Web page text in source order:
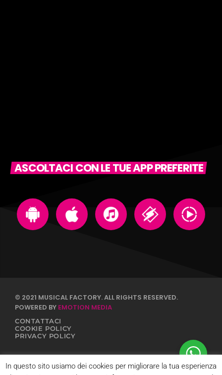
ASCOLTACI CON LE TUE APP PREFERITE
© 2021 MUSICAL FACTORY. ALL RIGHTS RESERVED.
POWERED BY EMOTION MEDIA
CONTATTACI
COOKIE POLICY
PRIVACY POLICY
In questo sito usiamo dei cookies per migliorare la tua esperienza